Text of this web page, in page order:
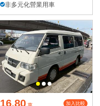
非多元化營業用車
16.80 加入比較